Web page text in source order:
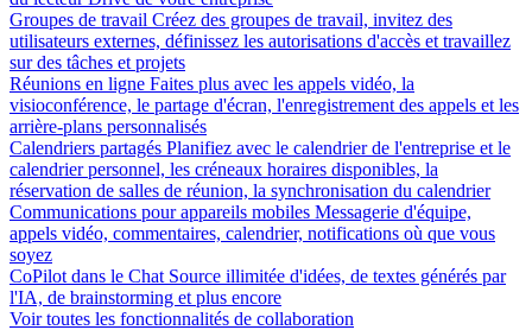
Groupes de travail Créez des groupes de travail, invitez des
utilisateurs externes, définissez les autorisations d'accès et travaillez
sur des tâches et projets
Réunions en ligne Faites plus avec les appels vidéo, la
visioconférence, le partage d'écran, l'enregistrement des appels et les
arrière-plans personnalisés
Calendriers partagés Planifiez avec le calendrier de l'entreprise et le
calendrier personnel, les créneaux horaires disponibles, la
réservation de salles de réunion, la synchronisation du calendrier
Communications pour appareils mobiles Messagerie d'équipe,
appels vidéo, commentaires, calendrier, notifications où que vous
soyez
CoPilot dans le Chat Source illimitée d'idées, de textes générés par
l'IA, de brainstorming et plus encore
Voir toutes les fonctionnalités de collaboration